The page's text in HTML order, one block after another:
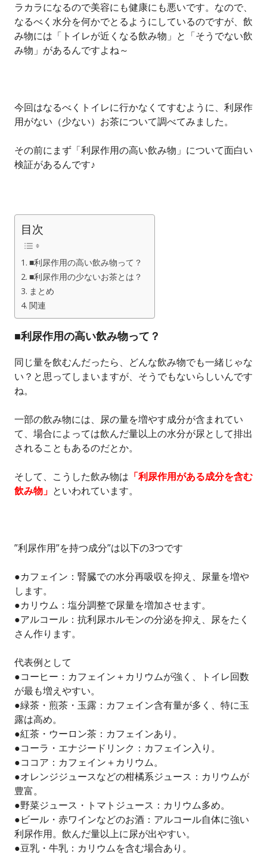
ラカラになるので美容にも健康にも悪いです。なので、
なるべく水分を何かでとるようにしているのですが、飲
み物には「トイレが近くなる飲み物」と「そうでない飲
み物」があるんですよね～
今回はなるべくトイレに行かなくてすむように、利尿作
用がない（少ない）お茶について調べてみました。
その前にまず「利尿作用の高い飲み物」について面白い
検証があるんです♪
目次
■利尿作用の高い飲み物って？
■利尿作用の少ないお茶とは？
まとめ
関連
■利尿作用の高い飲み物って？
同じ量を飲むんだったら、どんな飲み物でも一緒じゃな
い？と思ってしまいますが、そうでもないらしいんです
ね。
一部の飲み物には、尿の量を増やす成分が含まれてい
て、場合によっては飲んだ量以上の水分が尿として排出
されることもあるのだとか。
そして、こうした飲み物は 「利尿作用がある成分を含む
飲み物」 といわれています。
”利尿作用”を持つ成分”は以下の3つです
●カフェイン：腎臓での水分再吸収を抑え、尿量を増や
します。
●カリウム：塩分調整で尿量を増加させます。
●アルコール：抗利尿ホルモンの分泌を抑え、尿をたく
さん作ります。
代表例として
●コーヒー：カフェイン＋カリウムが強く、トイレ回数
が最も増えやすい。
●緑茶・煎茶・玉露：カフェイン含有量が多く、特に玉
露は高め。
●紅茶・ウーロン茶：カフェインあり。
●コーラ・エナジードリンク：カフェイン入り。
●ココア：カフェイン＋カリウム。
●オレンジジュースなどの柑橘系ジュース：カリウムが
豊富。
●野菜ジュース・トマトジュース：カリウム多め。
●ビール・赤ワインなどのお酒：アルコール自体に強い
利尿作用。飲んだ量以上に尿が出やすい。
●豆乳・牛乳：カリウムを含む場合あり。